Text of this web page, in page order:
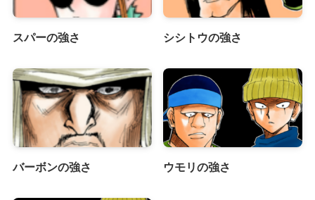
スパーの強さ シシトウの強さ
バーボンの強さ ウモリの強さ